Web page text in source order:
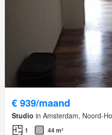
€ 939/maand
Studio in Amsterdam, Noord-
1 44 m²